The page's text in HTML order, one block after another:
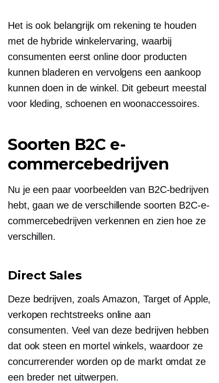
Het is ook belangrijk om rekening te houden
met de hybride winkelervaring, waarbij
consumenten eerst online door producten
kunnen bladeren en vervolgens een aankoop
kunnen doen in de winkel. Dit gebeurt meestal
voor kleding, schoenen en woonaccessoires.
Soorten B2C e-
commercebedrijven
Nu je een paar voorbeelden van B2C-bedrijven
hebt, gaan we de verschillende soorten B2C-e-
commercebedrijven verkennen en zien hoe ze
verschillen.
Direct Sales
Deze bedrijven, zoals Amazon, Target of Apple,
verkopen rechtstreeks online aan
consumenten. Veel van deze bedrijven hebben
dat ooksteen en mortel winkels, waardoor ze
concurrerender worden op de markt omdat ze
een breder net uitwerpen.